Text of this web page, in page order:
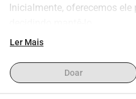
Inicialmente, oferecemos
Durante as primeiras
um PDA.
Um 'ducto arterioso
Ler Mais
Doar